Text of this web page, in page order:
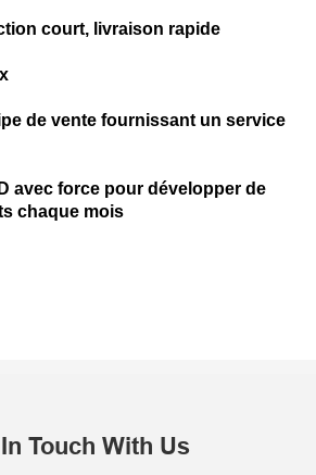
court, livraison rapide
de vente fournissant un service
avec force pour développer de
chaque mois
Touch With Us